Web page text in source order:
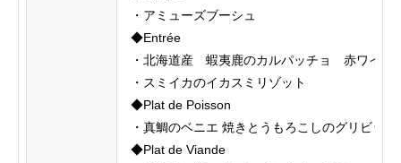
・アミューズブーシュ
◆Entrée
・北海道産 蝦夷鹿のカルパッチョ 赤ワイン
・スミイカのイカスミリゾット
◆Plat de Poisson
・真鯛のベニエ 焼きとうもろこしのグリビッシ
◆Plat de Viande